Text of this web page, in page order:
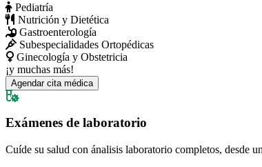
Pediatría
Nutrición y Dietética
Gastroenterología
Subespecialidades Ortopédicas
Ginecología y Obstetricia
¡y muchas más!
Agendar cita médica
Exámenes de laboratorio
Cuíde su salud con ánalisis laboratorio completos, desde